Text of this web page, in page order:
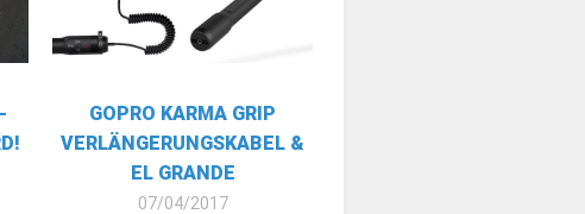
GOPRO KARMA GRIP
VERLÄNGERUNGSKABEL &
EL GRANDE
07/04/2017